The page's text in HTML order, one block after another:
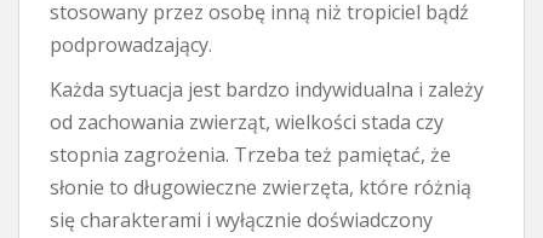
stosowany przez osobę inną niż tropiciel bądź
podprowadzający.
Każda sytuacja jest bardzo indywidualna i zależy
od zachowania zwierząt, wielkości stada czy
stopnia zagrożenia. Trzeba też pamiętać, że
słonie to długowieczne zwierzęta, które różnią
się charakterami i wyłącznie doświadczony